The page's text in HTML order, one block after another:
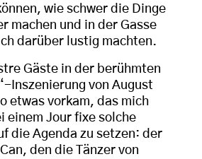
wie schwer die Dinge
machen und in der Gasse
darüber lustig machten.
Gäste in der berühmten
Inszenierung von August
etwas vorkam, das mich
einem Jour fixe solche
die Agenda zu setzen: der
den die Tänzer von